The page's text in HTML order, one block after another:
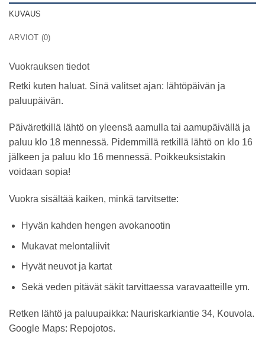
KUVAUS
ARVIOT (0)
Vuokrauksen tiedot
Retki kuten haluat. Sinä valitset ajan: lähtöpäivän ja
paluupäivän.
Päiväretkillä lähtö on yleensä aamulla tai aamupäivällä ja
paluu klo 18 mennessä. Pidemmillä retkillä lähtö on klo 16
jälkeen ja paluu klo 16 mennessä. Poikkeuksistakin
voidaan sopia!
Vuokra sisältää kaiken, minkä tarvitsette:
Hyvän kahden hengen avokanootin
Mukavat melontaliivit
Hyvät neuvot ja kartat
Sekä veden pitävät säkit tarvittaessa varavaatteille ym.
Retken lähtö ja paluupaikka: Nauriskarkiantie 34, Kouvola.
Google Maps: Repojotos.